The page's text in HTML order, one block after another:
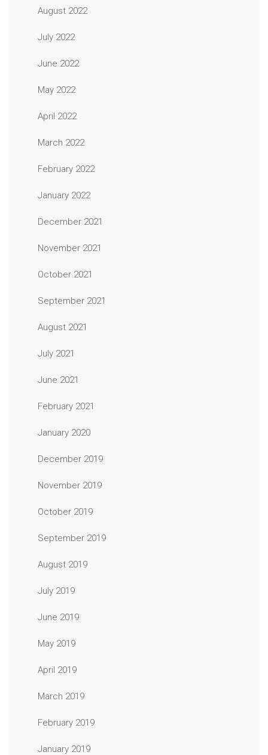
August 2022
July 2022
June 2022
May 2022
April 2022
March 2022
February 2022
January 2022
December 2021
November 2021
October 2021
September 2021
August 2021
July 2021
June 2021
February 2021
January 2020
December 2019
November 2019
October 2019
September 2019
August 2019
July 2019
June 2019
May 2019
April 2019
March 2019
February 2019
January 2019